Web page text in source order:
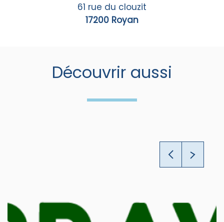
61 rue du clouzit
17200 Royan
Découvrir aussi